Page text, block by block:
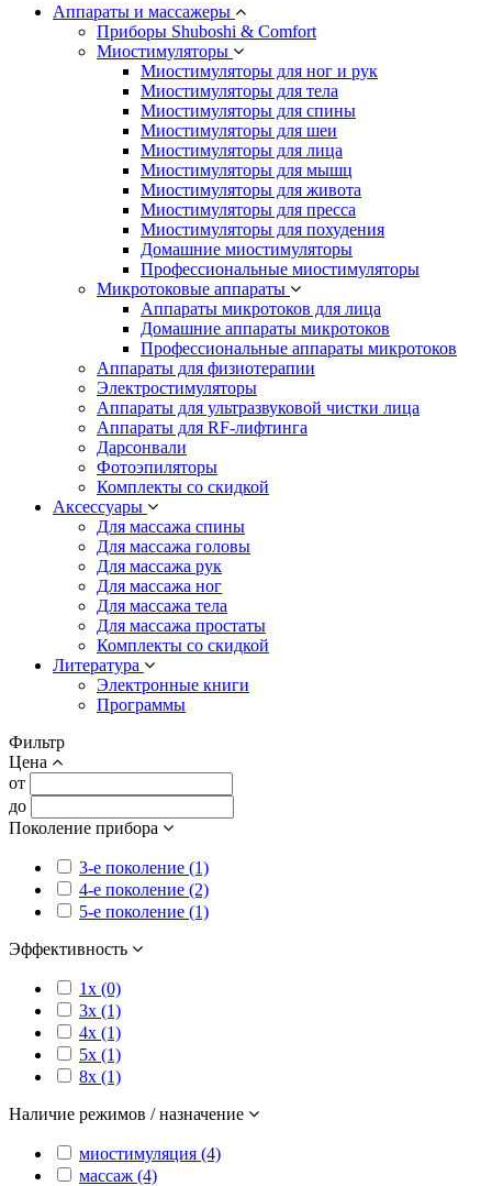
Аппараты и массажеры
Приборы Shuboshi & Comfort
Миостимуляторы
Миостимуляторы для ног и рук
Миостимуляторы для тела
Миостимуляторы для спины
Миостимуляторы для шеи
Миостимуляторы для лица
Миостимуляторы для мышц
Миостимуляторы для живота
Миостимуляторы для пресса
Миостимуляторы для похудения
Домашние миостимуляторы
Профессиональные миостимуляторы
Микротоковые аппараты
Аппараты микротоков для лица
Домашние аппараты микротоков
Профессиональные аппараты микротоков
Аппараты для физиотерапии
Электростимуляторы
Аппараты для ультразвуковой чистки лица
Аппараты для RF-лифтинга
Дарсонвали
Фотоэпиляторы
Комплекты со скидкой
Аксессуары
Для массажа спины
Для массажа головы
Для массажа рук
Для массажа ног
Для массажа тела
Для массажа простаты
Комплекты со скидкой
Литература
Электронные книги
Программы
Фильтр
Цена
от
до
Поколение прибора
3-е поколение (1)
4-е поколение (2)
5-е поколение (1)
Эффективность
1x (0)
3x (1)
4x (1)
5x (1)
8x (1)
Наличие режимов / назначение
миостимуляция (4)
массаж (4)